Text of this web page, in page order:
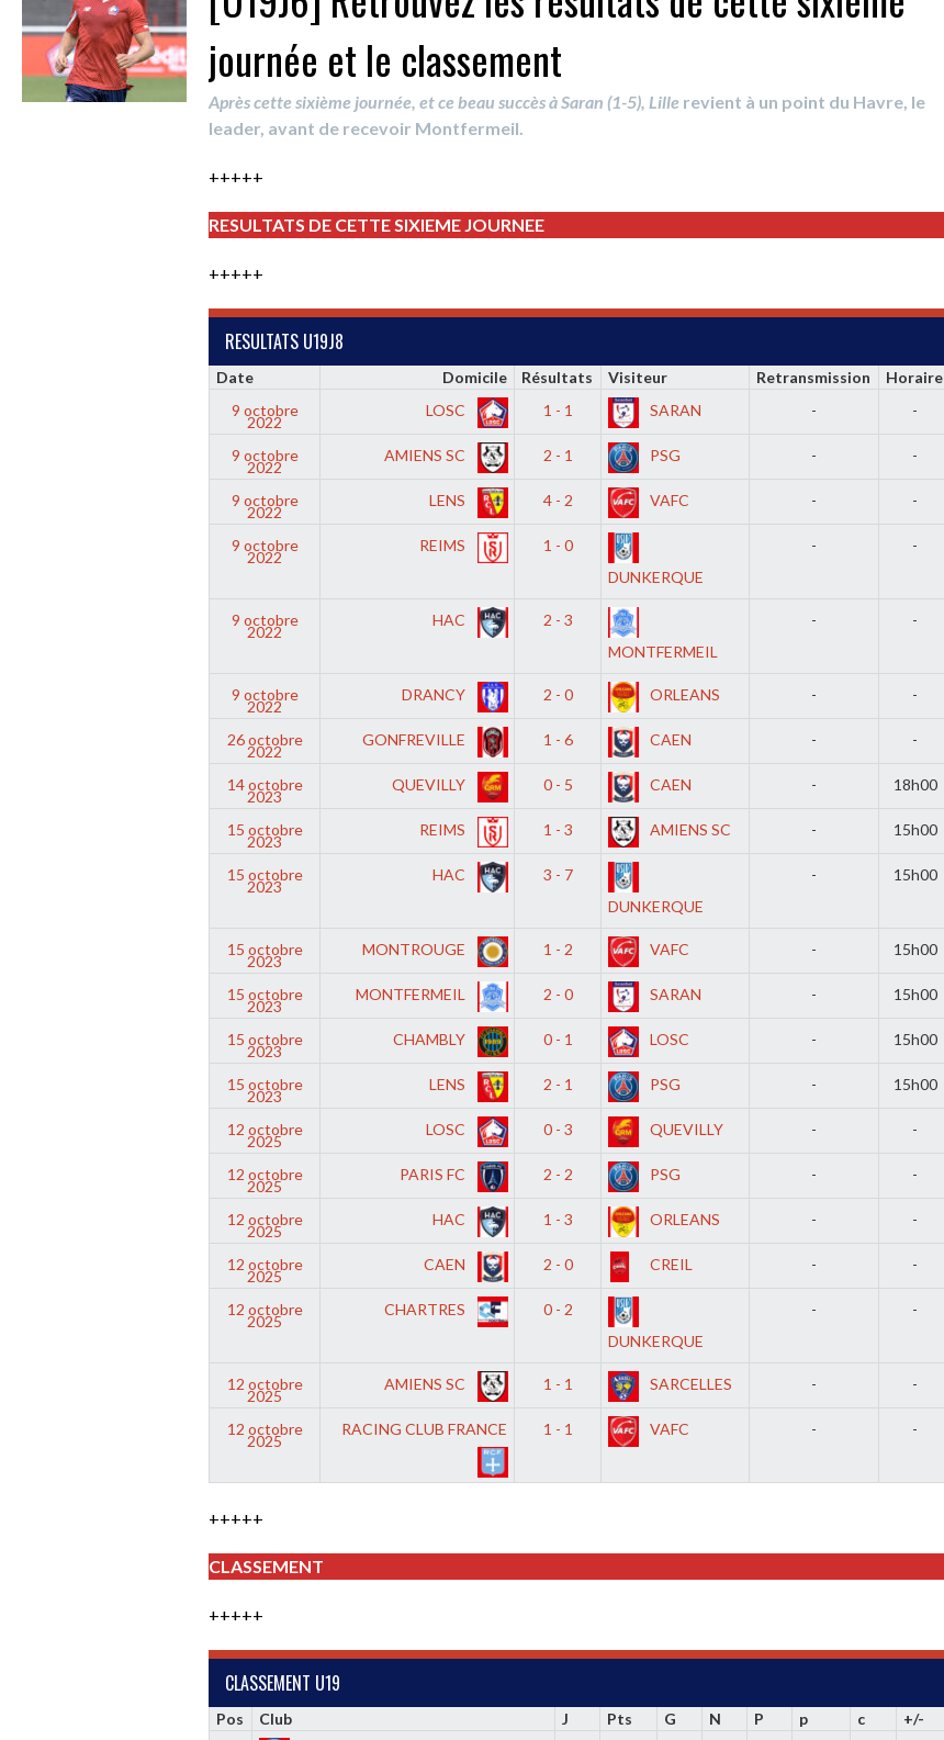
journée et le classement
Après cette sixième journée, et ce beau succès à Saran (1-5), Lille revient à un point du Havre, le
leader, avant de recevoir Montfermeil.
+++++
RESULTATS DE CETTE SIXIEME JOURNEE
+++++
RESULTATS U19J8
Date Domicile Résultats Visiteur Retransmission
Horaire
9 octobre
2022
LOSC 1 - 1 SARAN - -
9 octobre
2022
AMIENS SC 2 - 1 PSG - -
9 octobre
2022
LENS 4 - 2 VAFC - -
9 octobre
2022
REIMS
1 - 0
DUNKERQUE
- -
9 octobre
2022
HAC
2 - 3
MONTFERMEIL
- -
9 octobre
2022
DRANCY 2 - 0 ORLEANS - -
26 octobre
2022
GONFREVILLE 1 - 6 CAEN - -
14 octobre
2023
QUEVILLY 0 - 5 CAEN - 18h00
15 octobre
2023
REIMS 1 - 3 AMIENS SC - 15h00
15 octobre
2023
HAC
3 - 7
DUNKERQUE
- 15h00
15 octobre
2023
MONTROUGE 1 - 2 VAFC - 15h00
15 octobre
2023
MONTFERMEIL 2 - 0 SARAN - 15h00
15 octobre
2023
CHAMBLY 0 - 1 LOSC - 15h00
15 octobre
2023
LENS 2 - 1 PSG - 15h00
12 octobre
2025
LOSC 0 - 3 QUEVILLY - -
12 octobre
2025
PARIS FC 2 - 2 PSG - -
12 octobre
2025
HAC 1 - 3 ORLEANS - -
12 octobre
2025
CAEN 2 - 0 CREIL - -
12 octobre
2025
CHARTRES
0 - 2
DUNKERQUE
- -
12 octobre
2025
AMIENS SC 1 - 1 SARCELLES - -
12 octobre
2025
RACING CLUB FRANCE 1 - 1 VAFC - -
+++++
CLASSEMENT
+++++
CLASSEMENT U19
Pos Club J Pts G N P p c
+/-